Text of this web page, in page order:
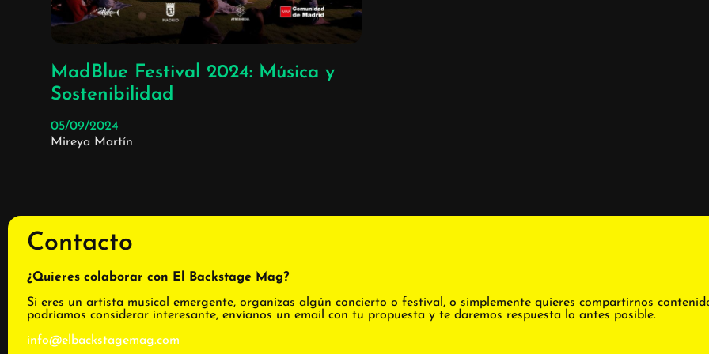
MadBlue Festival 2024: Música y
Sostenibilidad
05/09/2024
Mireya Martín
Contacto
¿Quieres colaborar con El Backstage Mag?
Si eres un artista musical emergente, organizas algún concierto o festival, o simplemente quieres compartirnos
podríamos considerar interesante, envíanos un email con tu propuesta y te daremos respuesta lo antes posible.
info@elbackstagemag.com